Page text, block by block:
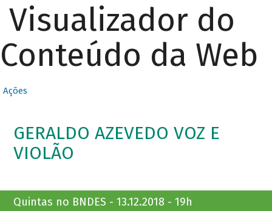
Visualizador do
Conteúdo da Web
Ações
GERALDO AZEVEDO VOZ E
VIOLÃO
Quintas no BNDES - 13.12.2018 - 19h